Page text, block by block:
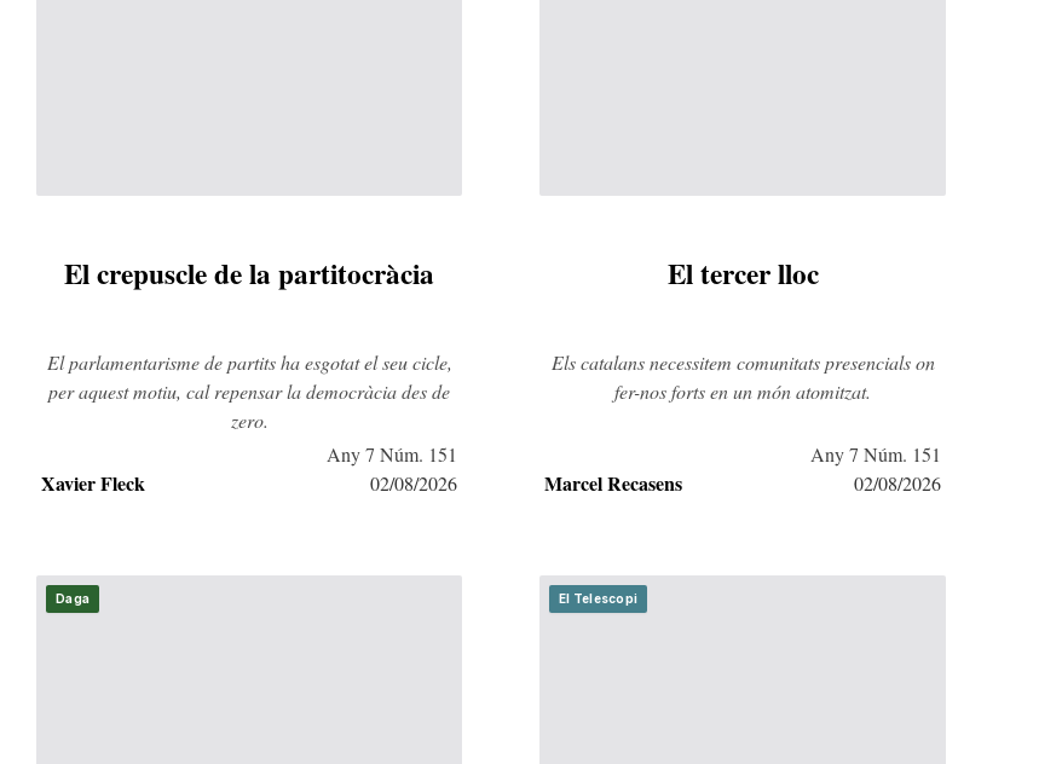
El crepuscle de la partitocràcia
El parlamentarisme de partits ha esgotat el seu cicle,
per aquest motiu, cal repensar la democràcia des de
zero.
Xavier Fleck
Any 7 Núm. 151
02/08/2026
El tercer lloc
Els catalans necessitem comunitats presencials on
fer-nos forts en un món atomitzat.
Marcel Recasens
Any 7 Núm. 151
02/08/2026
Daga El Telescopi